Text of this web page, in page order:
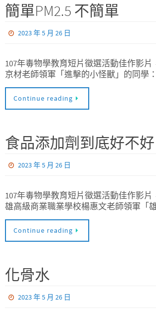
簡單PM2.5 不簡單
2023 年 5 月 26 日
107年毒物學教育短片徵選活動佳作影
京材老師領軍「進擊的小怪獸」的同學
Continue reading
食品添加劑到底好不好
2023 年 5 月 26 日
107年毒物學教育短片徵選活動佳作影
雄高級商業職業學校楊惠文老師領軍「
Continue reading
化骨水
2023 年 5 月 26 日